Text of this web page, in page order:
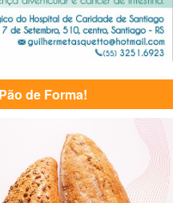
de Forma!